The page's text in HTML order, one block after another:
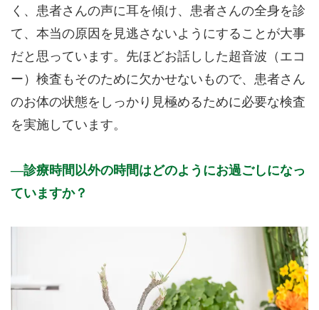
く、患者さんの声に耳を傾け、患者さんの全身を診
て、本当の原因を見逃さないようにすることが大事
だと思っています。先ほどお話しした超音波（エコ
ー）検査もそのために欠かせないもので、患者さん
のお体の状態をしっかり見極めるために必要な検査
を実施しています。
診療時間以外の時間はどのようにお過ごしになっ
ていますか？